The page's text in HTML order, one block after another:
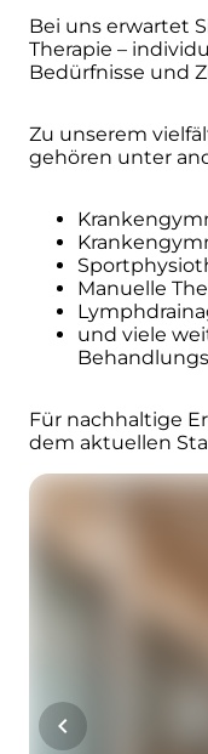
Bei uns erwartet
Therapie –
Bedürfnisse und
Zu unserem
gehören unter
Manuelle
und viele
Für nachhaltige
dem aktuellen
chevron_left